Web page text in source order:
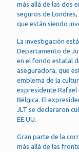
más allá de las dos
seguros de
que están siendo
La investigación
Departamento de
en el fondo estatal
aseguradora, que
emblema de la
expresidente Rafael
Bélgica. El
JLT se declararon
EE.UU.
Gran parte de la
más allá de las